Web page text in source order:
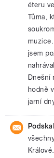
éteru
Tůma,
jsem
Dnešní
hodně
jarní